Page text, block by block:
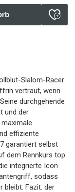
Slalom-Racer
vertraut, wenn
durchgehende
und der
effiziente
garantiert selbst
dem Rennkurs top
integrierte Icon
sodass
bleibt. Fazit: der